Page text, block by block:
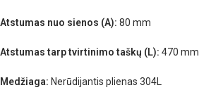
Atstumas nuo sienos (A): 80 mm
Atstumas tarp tvirtinimo taškų (L): 470 mm
Medžiaga: Nerūdijantis plienas 304L